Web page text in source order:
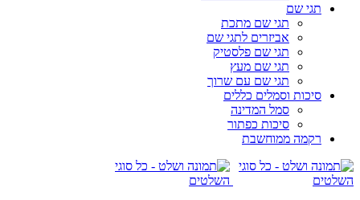
תגי שם
תגי שם מתכת
אביזרים לתגי שם
תגי שם פלסטיק
תגי שם מעץ
תגי שם עם שרוך
סיכות וסמלים כללים
סמל המדינה
סיכות כפתור
רקמה ממוחשבת